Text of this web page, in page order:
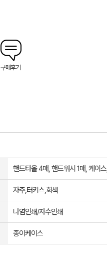
구매후기
핸드타올 4매, 핸드워시 1매, 케이
자주,터키스,회색
나염인쇄/자수인쇄
종이케이스